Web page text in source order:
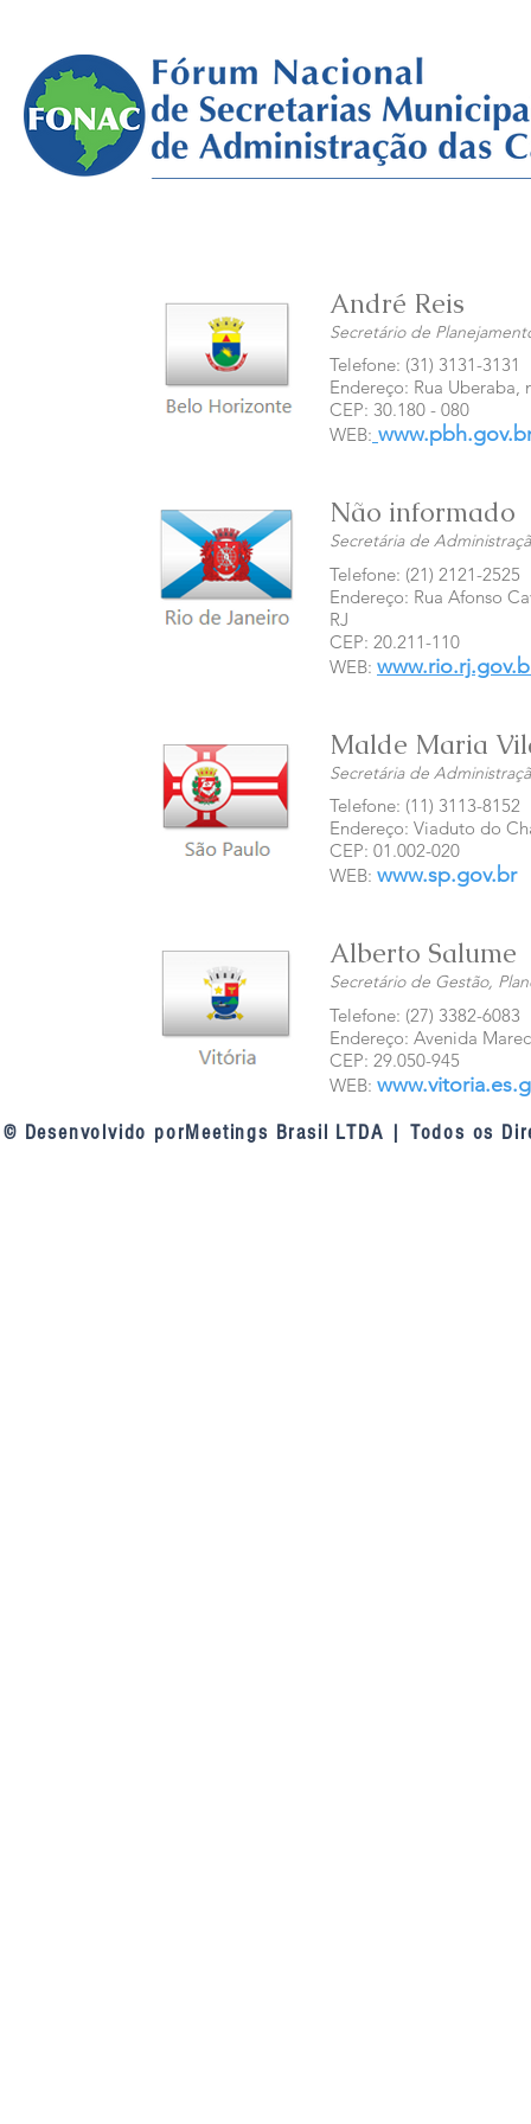
André Reis
Secretário de
Telefone: (31) 3131-3131
Endereço: Rua Uberaba,
CEP: 30.180 - 080
WEB:
Não informado
Secretária de
Telefone: (21) 2121-2525
Endereço: Rua Afonso
RJ
CEP: 20.211-110
WEB:
Malde Maria
Secretária de
Telefone: (11) 3113-8152
Endereço: Viaduto do
CEP: 01.002-020
WEB: www.sp.gov.br
Alberto Salume
Secretário de Gestão,
Telefone: (27) 3382-6083
Endereço: Avenida
CEP: 29.050-945
WEB:
© Desenvolvido porMeetings Brasil LTDA | Todos os